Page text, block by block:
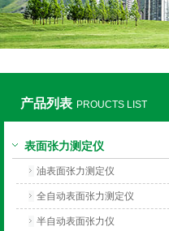
产品列表 PROUCTS LIST
表面张力测定仪
油表面张力测定仪
全自动表面张力测定仪
半自动表面张力仪